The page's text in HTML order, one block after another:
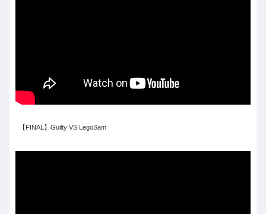
【FINAL】Guilty VS LegoSam